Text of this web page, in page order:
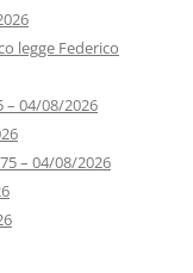
legge Federico
– 04/08/2026
– 04/08/2026